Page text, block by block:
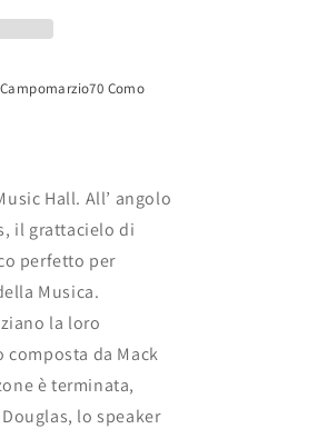
Campomarzio70 Como
Hall. All’ angolo
il grattacielo di
perfetto per
Musica.
la loro
composta da Mack
è terminata,
lo speaker